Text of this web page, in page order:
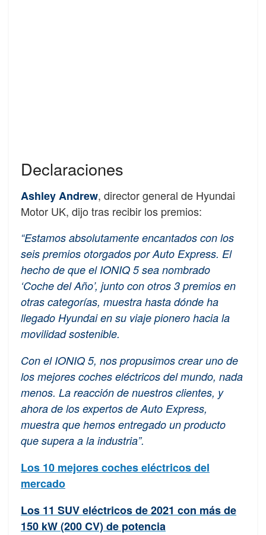
Declaraciones
Ashley Andrew, director general de Hyundai
Motor UK, dijo tras recibir los premios:
“Estamos absolutamente encantados con los
seis premios otorgados por Auto Express. El
hecho de que el IONIQ 5 sea nombrado
‘Coche del Año’, junto con otros 3 premios en
otras categorías, muestra hasta dónde ha
llegado Hyundai en su viaje pionero hacia la
movilidad sostenible.
Con el IONIQ 5, nos propusimos crear uno de
los mejores coches eléctricos del mundo, nada
menos. La reacción de nuestros clientes, y
ahora de los expertos de Auto Express,
muestra que hemos entregado un producto
que supera a la industria”.
Los 10 mejores coches eléctricos del
mercado
Los 11 SUV eléctricos de 2021 con más de
150 kW (200 CV) de potencia